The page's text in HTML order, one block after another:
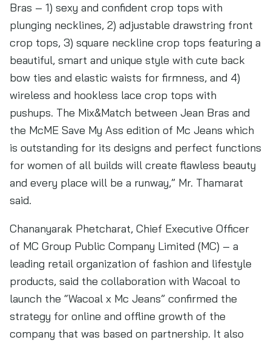
Bras – 1) sexy and confident crop tops with
plunging necklines, 2) adjustable drawstring front
crop tops, 3) square neckline crop tops featuring a
beautiful, smart and unique style with cute back
bow ties and elastic waists for firmness, and 4)
wireless and hookless lace crop tops with
pushups. The Mix&Match between Jean Bras and
the McME Save My Ass edition of Mc Jeans which
is outstanding for its designs and perfect functions
for women of all builds will create flawless beauty
and every place will be a runway,” Mr. Thamarat
said.
Chananyarak Phetcharat, Chief Executive Officer
of MC Group Public Company Limited (MC) – a
leading retail organization of fashion and lifestyle
products, said the collaboration with Wacoal to
launch the “Wacoal x Mc Jeans” confirmed the
strategy for online and offline growth of the
company that was based on partnership. It also